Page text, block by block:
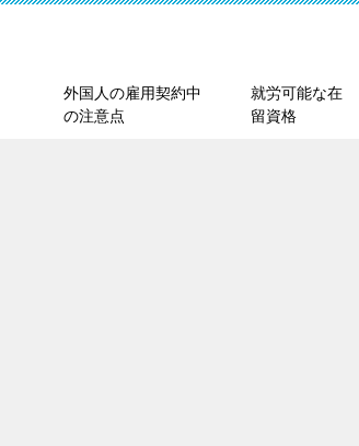
外国人の雇用契約中
の注意点
就労可能な在
留資格